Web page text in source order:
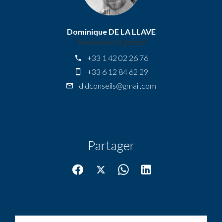
Dominique DE LA LLAVE
Fondateur et gérant
+33 1 42 02 26 76
+33 6 12 84 62 29
dldconseils@gmail.com
Partager